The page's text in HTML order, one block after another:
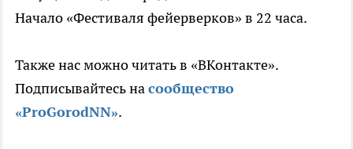
Начало «Фестиваля фейерверков» в 22 часа.
Также нас можно читать в «ВКонтакте».
Подписывайтесь насообщество
«ProGorodNN».